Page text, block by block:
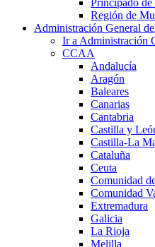
Región de
Administración General
Ir a Administración
CCAA
Andalucía
Aragón
Baleares
Canarias
Cantabria
Castilla y
Castilla-La
Cataluña
Ceuta
Comunidad
Comunidad
Extremadura
Galicia
La Rioja
Melilla